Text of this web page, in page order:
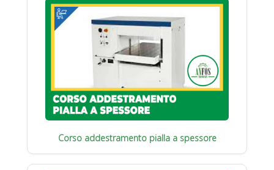
Corso addestramento pialla a spessore